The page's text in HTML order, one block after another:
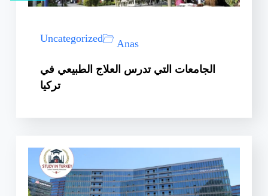
Anas
Uncategorized
الجامعات التي تدرس العلاج الطبيعي في
تركيا